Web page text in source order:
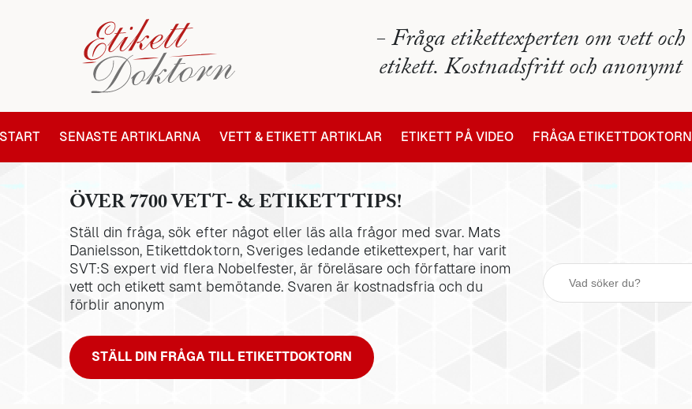
- Fråga etikettexperten om vett och
etikett. Kostnadsfritt och anonymt
START SENASTE ARTIKLARNA VETT & ETIKETT ARTIKLAR ETIKETT PÅ VIDEO FRÅGA ETIKETTDOKTORN
ÖVER 7700 VETT- & ETIKETTTIPS!
Ställ din fråga, sök efter något eller läs alla frågor med svar. Mats
Danielsson, Etikettdoktorn, Sveriges ledande etikettexpert, har varit
SVT:S expert vid flera Nobelfester, är föreläsare och författare inom
vett och etikett samt bemötande. Svaren är kostnadsfria och du
förblir anonym
STÄLL DIN FRÅGA TILL ETIKETTDOKTORN